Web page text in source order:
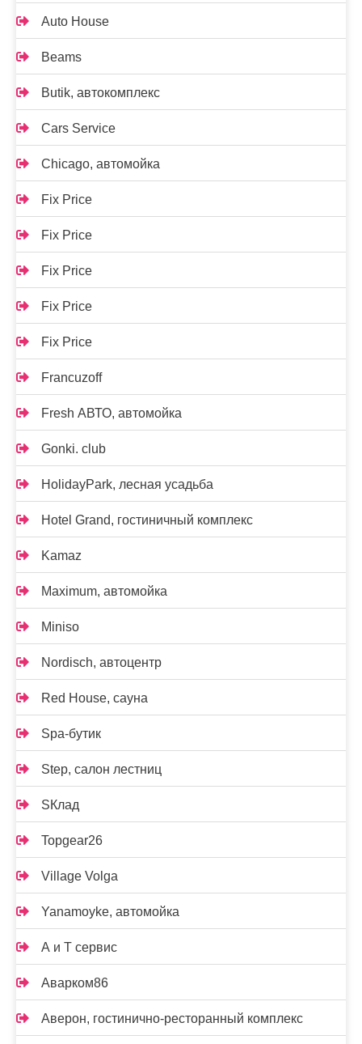
Auto House
Beams
Butik, автокомплекс
Cars Service
Chicago, автомойка
Fix Price
Fix Price
Fix Price
Fix Price
Fix Price
Francuzoff
Fresh АВТО, автомойка
Gonki. club
HolidayPark, лесная усадьба
Hotel Grand, гостиничный комплекс
Kamaz
Maximum, автомойка
Miniso
Nordisch, автоцентр
Red House, сауна
Spa-бутик
Step, салон лестниц
SКлад
Topgear26
Village Volga
Yanamoyke, автомойка
А и Т сервис
Аварком86
Аверон, гостинично-ресторанный комплекс